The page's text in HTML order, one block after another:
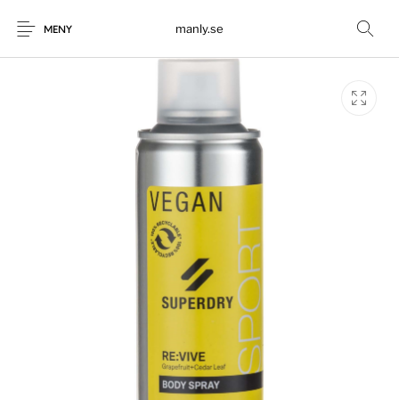
MENY manly.se